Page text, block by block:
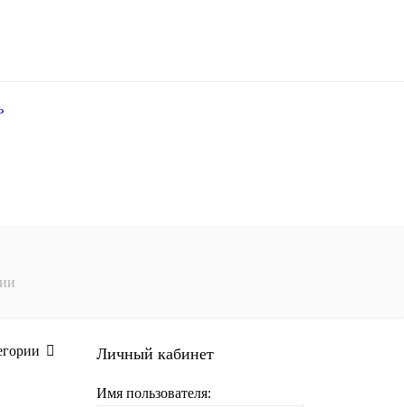
Личный кабинет
Имя пользователя: